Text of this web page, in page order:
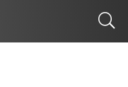
取消